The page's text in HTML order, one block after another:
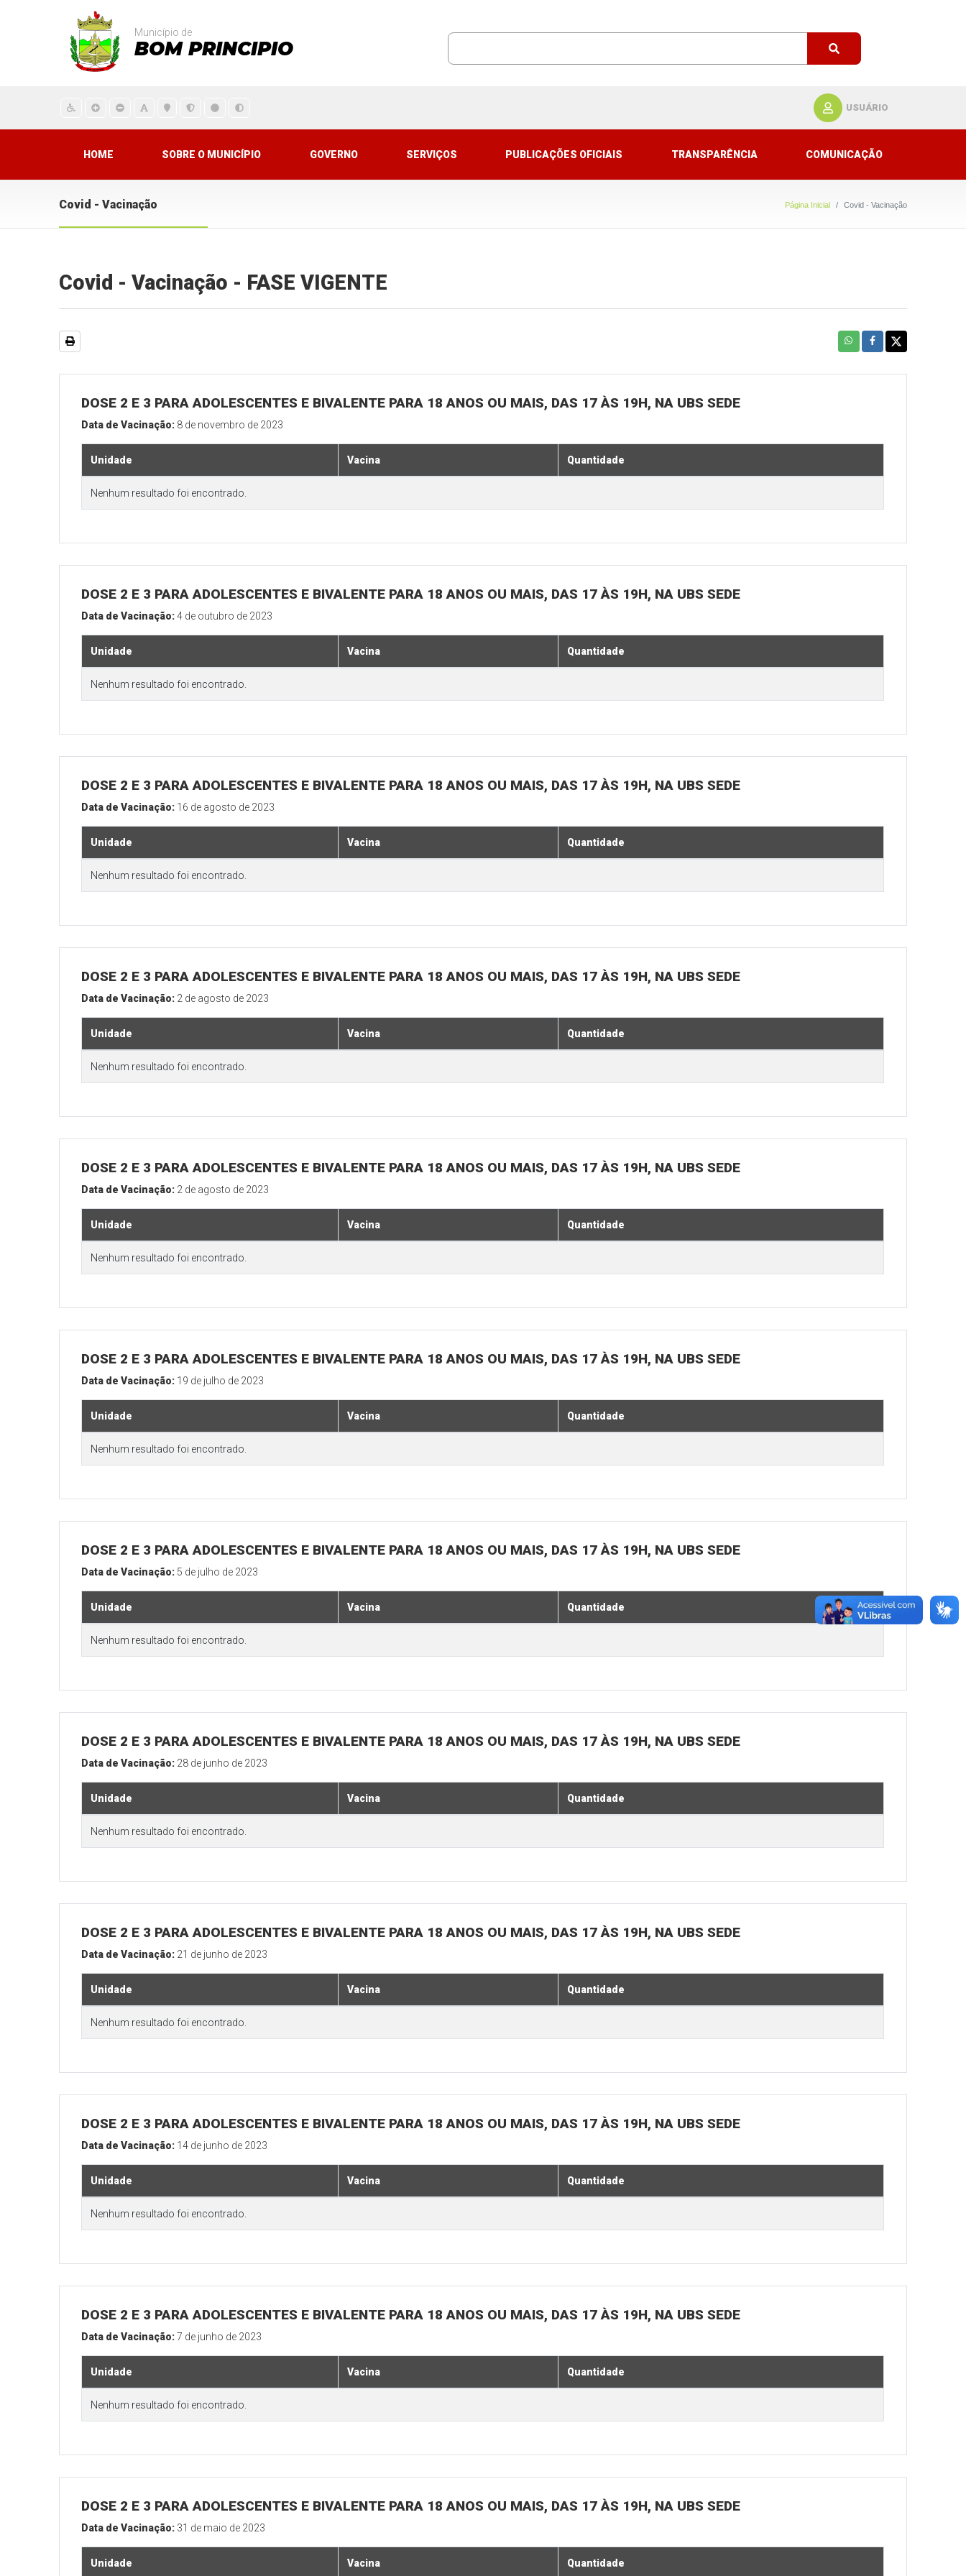
Município de
BOM PRINCIPIO
USUÁRIO
HOME SOBRE O MUNICÍPIO GOVERNO SERVIÇOS PUBLICAÇÕES OFICIAIS TRANSPARÊNCIA COMUNICAÇÃO
Covid - Vacinação Página Inicial Covid - Vacinação
Covid - Vacinação - FASE VIGENTE
DOSE 2 E 3 PARA ADOLESCENTES E BIVALENTE PARA 18 ANOS OU MAIS, DAS 17 ÀS 19H, NA UBS SEDE
Data de Vacinação: 8 de novembro de 2023
Unidade Vacina Quantidade
Nenhum resultado foi encontrado.
DOSE 2 E 3 PARA ADOLESCENTES E BIVALENTE PARA 18 ANOS OU MAIS, DAS 17 ÀS 19H, NA UBS SEDE
Data de Vacinação:4 de outubro de 2023
Unidade Vacina Quantidade
Nenhum resultado foi encontrado.
DOSE 2 E 3 PARA ADOLESCENTES E BIVALENTE PARA 18 ANOS OU MAIS, DAS 17 ÀS 19H, NA UBS SEDE
Data de Vacinação: 16 de agosto de 2023
Unidade Vacina Quantidade
Nenhum resultado foi encontrado.
DOSE 2 E 3 PARA ADOLESCENTES E BIVALENTE PARA 18 ANOS OU MAIS, DAS 17 ÀS 19H, NA UBS SEDE
Data de Vacinação: 2 de agosto de 2023
Unidade Vacina Quantidade
Nenhum resultado foi encontrado.
DOSE 2 E 3 PARA ADOLESCENTES E BIVALENTE PARA 18 ANOS OU MAIS, DAS 17 ÀS 19H, NA UBS SEDE
Data de Vacinação: 2 de agosto de 2023
Unidade Vacina Quantidade
Nenhum resultado foi encontrado.
DOSE 2 E 3 PARA ADOLESCENTES E BIVALENTE PARA 18 ANOS OU MAIS, DAS 17 ÀS 19H, NA UBS SEDE
Data de Vacinação: 19 de julho de 2023
Unidade Vacina Quantidade
Nenhum resultado foi encontrado.
DOSE 2 E 3 PARA ADOLESCENTES E BIVALENTE PARA 18 ANOS OU MAIS, DAS 17 ÀS 19H, NA UBS SEDE
Data de Vacinação: 5 de julho de 2023
Unidade Vacina Quantidade
Nenhum resultado foi encontrado.
DOSE 2 E 3 PARA ADOLESCENTES E BIVALENTE PARA 18 ANOS OU MAIS, DAS 17 ÀS 19H, NA UBS SEDE
Data de Vacinação: 28 de junho de 2023
Unidade Vacina Quantidade
Nenhum resultado foi encontrado.
DOSE 2 E 3 PARA ADOLESCENTES E BIVALENTE PARA 18 ANOS OU MAIS, DAS 17 ÀS 19H, NA UBS SEDE
Data de Vacinação: 21 de junho de 2023
Unidade Vacina Quantidade
Nenhum resultado foi encontrado.
DOSE 2 E 3 PARA ADOLESCENTES E BIVALENTE PARA 18 ANOS OU MAIS, DAS 17 ÀS 19H, NA UBS SEDE
Data de Vacinação: 14 de junho de 2023
Unidade Vacina Quantidade
Nenhum resultado foi encontrado.
DOSE 2 E 3 PARA ADOLESCENTES E BIVALENTE PARA 18 ANOS OU MAIS, DAS 17 ÀS 19H, NA UBS SEDE
Data de Vacinação:7 de junho de 2023
Unidade Vacina Quantidade
Nenhum resultado foi encontrado.
DOSE 2 E 3 PARA ADOLESCENTES E BIVALENTE PARA 18 ANOS OU MAIS, DAS 17 ÀS 19H, NA UBS SEDE
Data de Vacinação: 31 de maio de 2023
Unidade Vacina Quantidade